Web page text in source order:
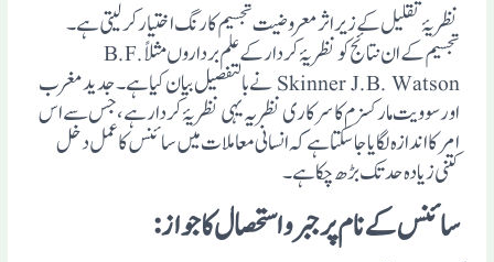
نظریۂ تقلیل کے زیر اثر معروضیت تجسیم کا رنگ اختیار کرلیتی ہے۔
تجسیم کے ان نتائج کو نظریۂ کردار کے علم برداروں مثلاً B.F.
Skinner J.B. Watson نے بالتفصیل بیان کیا ہے۔ جدید مغرب
اور سوویت مارکسزم کا سرکاری نظریہ یہی نظریۂ کردار ہے، جس سے اس
امر کا اندازہ لگایا جاسکتا ہے کہ انسانی معاملات میں سائنس کا عمل دخل
کتنی زیادہ حد تک بڑھ چکا ہے۔
سائنس کے نام پر جبر و استحصال کا جواز :